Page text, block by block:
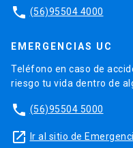
phone (56)95504 4000
EMERGENCIAS UC
Teléfono en caso de
riesgo tu vida dentro de
phone (56)95504 5000
launch Ir al sitio de